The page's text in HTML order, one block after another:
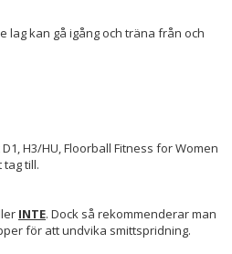
lag kan gå igång och träna från och
H3/HU, Floorball Fitness for Women
till.
INTE. Dock så rekommenderar man
för att undvika smittspridning.